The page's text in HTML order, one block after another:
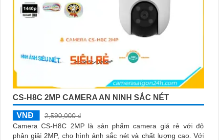
CS-H8C 2MP CAMERA AN NINH SẮC NÉT
VNĐ
2,590,000 ₫
Camera CS-H8C 2MP là sản phẩm camera giá rẻ với độ
phân giải 2MP, cho hình ảnh sắc nét và chất lượng cao. Với